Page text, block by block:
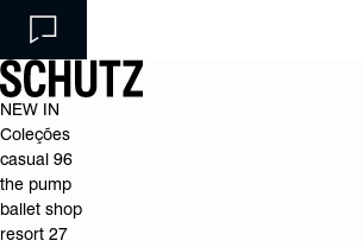
NEW IN
Coleções
casual 96
the pump
ballet shop
resort 27